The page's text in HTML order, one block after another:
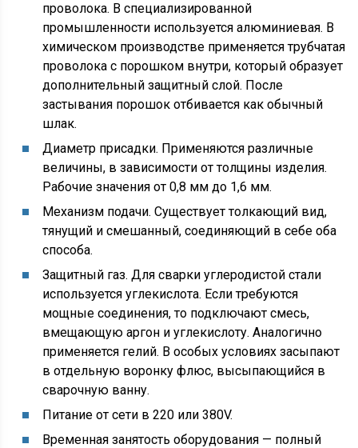
проволока. В специализированной
промышленности используется алюминиевая. В
химическом производстве применяется трубчатая
проволока с порошком внутри, который образует
дополнительный защитный слой. После
застывания порошок отбивается как обычный
шлак.
Диаметр присадки. Применяются различные
величины, в зависимости от толщины изделия.
Рабочие значения от 0,8 мм до 1,6 мм.
Механизм подачи. Существует толкающий вид,
тянущий и смешанный, соединяющий в себе оба
способа.
Защитный газ. Для сварки углеродистой стали
используется углекислота. Если требуются
мощные соединения, то подключают смесь,
вмещающую аргон и углекислоту. Аналогично
применяется гелий. В особых условиях засыпают
в отдельную воронку флюс, высыпающийся в
сварочную ванну.
Питание от сети в 220 или 380V.
Временная занятость оборудования — полный